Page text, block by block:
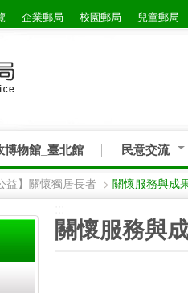
企業郵局 校園郵局 兒童郵局
博物館_臺北館 民意交流
益】關懷獨居長者 > 關懷服務與成
關懷服務與